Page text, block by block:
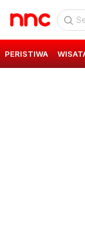
PERISTIWA